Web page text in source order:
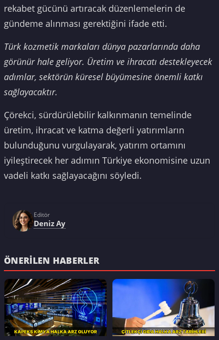
rekabet gücünü artıracak düzenlemelerin de
gündeme alınması gerektiğini ifade etti.
Türk kozmetik markaları dünya pazarlarında daha
görünür hale geliyor. Üretim ve ihracatı destekleyecek
adımlar, sektörün küresel büyümesine önemli katkı
sağlayacaktır.
Çörekci, sürdürülebilir kalkınmanın temelinde
üretim, ihracat ve katma değerli yatırımların
bulunduğunu vurgulayarak, yatırım ortamını
iyileştirecek her adımın Türkiye ekonomisine uzun
vadeli katkı sağlayacağını söyledi.
Editör
Deniz Ay
ÖNERILEN HABERLER